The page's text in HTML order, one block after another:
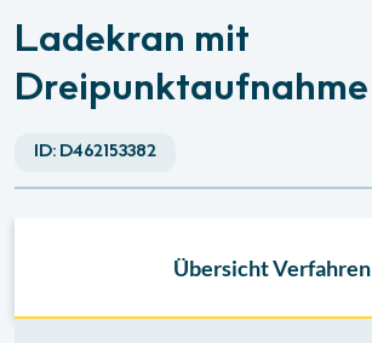
Ladekran mit
Dreipunktaufnahme
ID: D462153382
Übersicht Verfahren